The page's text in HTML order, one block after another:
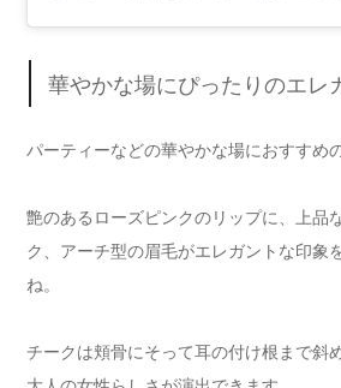
華やかな場にぴったりのエレ
パーティーなどの華やかな場におすすめ
艶のあるローズピンクのリップに、上品
ク、アーチ型の眉毛がエレガントな印象
ね。
チークは頬骨にそって耳の付け根まで斜